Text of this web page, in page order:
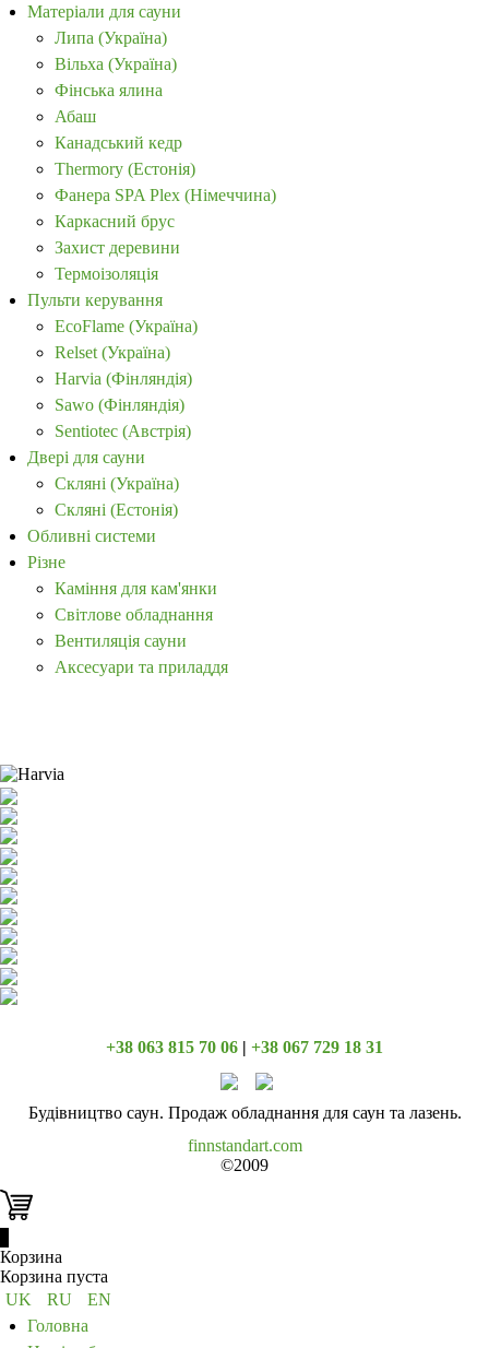
Матеріали для сауни
Липа (Україна)
Вільха (Україна)
Фінська ялина
Абаш
Канадський кедр
Thermory (Естонія)
Фанера SPA Plex (Німеччина)
Каркасний брус
Захист деревини
Термоізоляція
Пульти керування
EcoFlame (Україна)
Relset (Україна)
Harvia (Фінляндія)
Sawo (Фінляндія)
Sentiotec (Австрія)
Двері для сауни
Скляні (Україна)
Скляні (Естонія)
Обливні системи
Різне
Каміння для кам'янки
Світлове обладнання
Вентиляція сауни
Аксесуари та приладдя
+38 063 815 70 06 | +38 067 729 18 31
Будівництво саун. Продаж обладнання для саун та лазень.
finnstandart.com
©2009
Корзина
Корзина пуста
UK
RU
EN
Головна